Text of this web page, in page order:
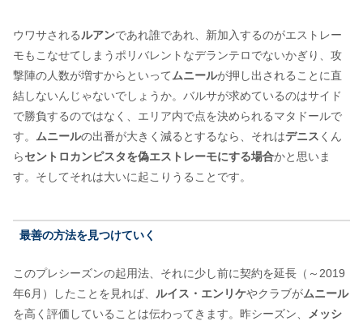
ウワサされるルアンであれ誰であれ、新加入するのがエストレー
モもこなせてしまうポリバレントなデランテロでないかぎり、攻
撃陣の人数が増すからといってムニールが押し出されることに直
結しないんじゃないでしょうか。バルサが求めているのはサイド
で勝負するのではなく、エリア内で点を決められるマタドールで
す。 ムニールの出番が大きく減るとするなら、それはデニス くん
らセントロカンピスタを偽エストレーモにする場合かと思いま
す。そしてそれは大いに起こりうることです。
最善の方法を見つけていく
このプレシーズンの起用法、それに少し前に契約を延長（～2019
年6月）したことを見れば、 ルイス・エンリケやクラブがムニール
を高く評価していることは伝わってきます。昨シーズン、
メッシ